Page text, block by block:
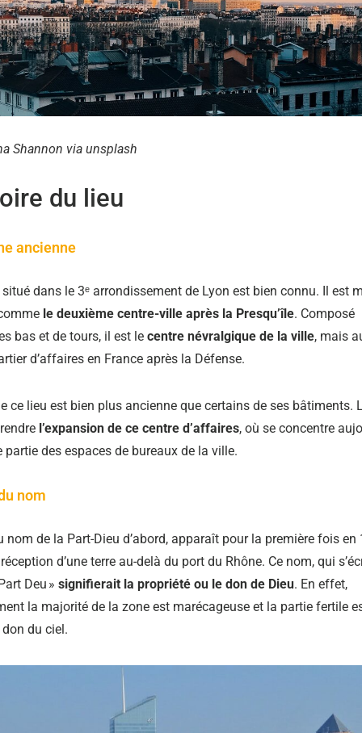
Shannon via unsplash
du lieu
ancienne
dans le 3ᵉ arrondissement de Lyon est bien connu. Il est
le deuxième centre-ville après la Presqu’île. Composé
bas et de tours, il est le centre névralgique de la ville, mais
d’affaires en France après la Défense.
ce lieu est bien plus ancienne que certains de ses bâtiments.
l’expansion de ce centre d’affaires, où se concentre
partie des espaces de bureaux de la ville.
nom
nom de la Part-Dieu d’abord, apparaît pour la première fois
d’une terre au-delà du port du Rhône. Ce nom, qui
Deu » signifierait la propriété ou le don de Dieu. En effet,
la majorité de la zone est marécageuse et la partie fertile
du ciel.